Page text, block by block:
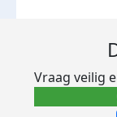
Vraag veilig